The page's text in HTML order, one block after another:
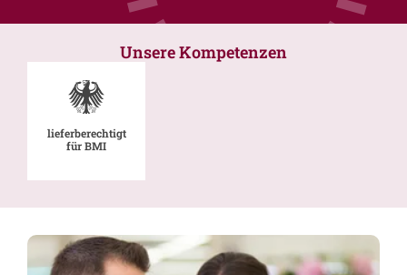
Unsere Kompetenzen
lieferberechtigt
für BMI